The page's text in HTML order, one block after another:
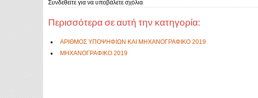
Συνδεθείτε για να υποβάλετε σχόλια
Περισσότερα σε αυτή την κατηγορία:
ΑΡΙΘΜΟΣ ΥΠΟΨΗΦΙΩΝ ΚΑΙ ΜΗΧΑΝΟΓΡΑΦΙΚΟ 2019
ΜΗΧΑΝΟΓΡΑΦΙΚΟ 2019